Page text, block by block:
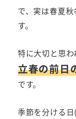
で、実は春夏
す。
特に大切と思わ
立春の前日
です。
季節を分ける